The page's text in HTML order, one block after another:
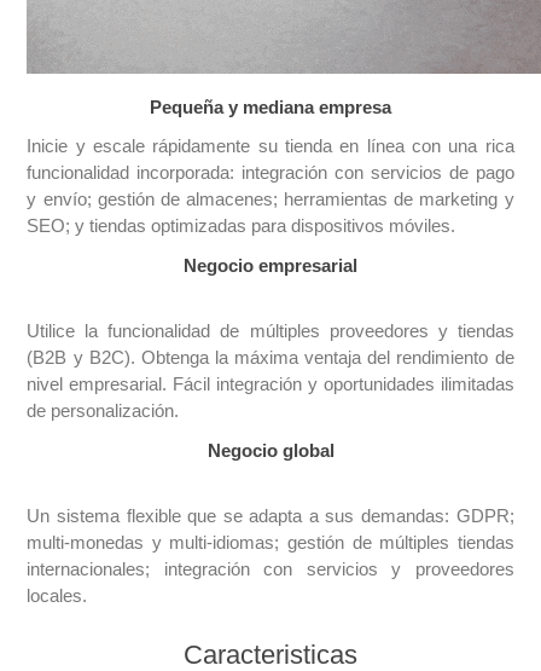
Pequeña y mediana empresa
Inicie y escale rápidamente su tienda en línea con una rica
funcionalidad incorporada: integración con servicios de pago
y envío; gestión de almacenes; herramientas de marketing y
SEO; y tiendas optimizadas para dispositivos móviles.
Negocio empresarial
Utilice la funcionalidad de múltiples proveedores y tiendas
(B2B y B2C). Obtenga la máxima ventaja del rendimiento de
nivel empresarial. Fácil integración y oportunidades ilimitadas
de personalización.
Negocio global
Un sistema flexible que se adapta a sus demandas: GDPR;
multi-monedas y multi-idiomas; gestión de múltiples tiendas
internacionales; integración con servicios y proveedores
locales.
Caracteristicas